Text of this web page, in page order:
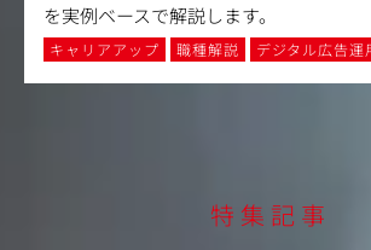
を実例ベースで解説します。
キャリアアップ 職種解説 デジタル広告運
特集記事